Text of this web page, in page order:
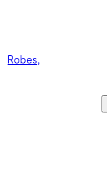
Robes,